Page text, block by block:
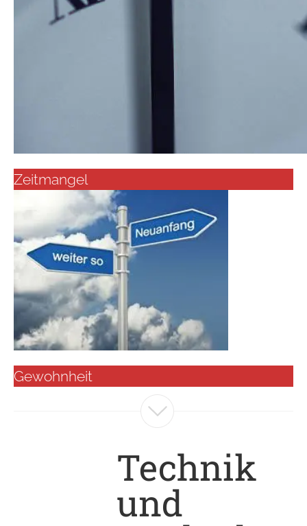
Zeitmangel
Gewohnheit
Technik
und